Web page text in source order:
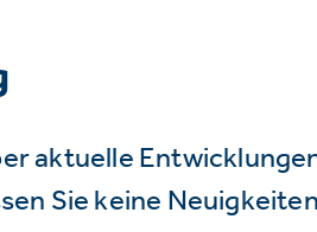
aktuelle
Sie keine